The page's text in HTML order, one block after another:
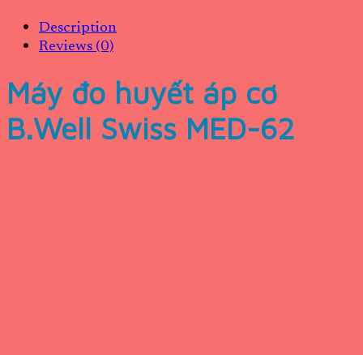
Description
Reviews (0)
Máy đo huyết áp cơ
B.Well Swiss MED-62